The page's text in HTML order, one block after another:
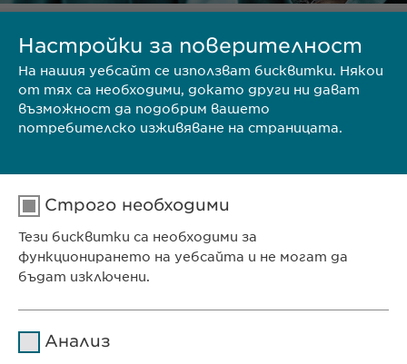
ТЕРИТОРИЯ
Настройки за поверителност
На нашия уебсайт се използват бисквитки. Някои
от тях са необходими, докато други ни дават
възможност да подобрим вашето
потребителско изживяване на страницата.
Строго необходими
Тези бисквитки са необходими за
функционирането на уебсайта и не могат да
бъдат изключени.
Анализ